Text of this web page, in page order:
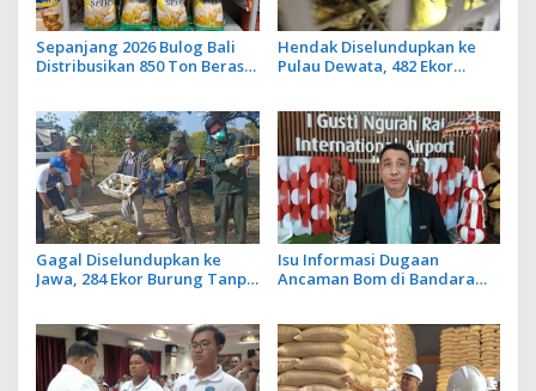
Sepanjang 2026 Bulog Bali
Distribusikan 850 Ton Beras
Hendak Diselundupkan ke
Pulau Dewata, 482 Ekor
Gagal Diselundupkan ke
Jawa, 284 Ekor Burung Tanpa
Isu Informasi Dugaan
Ancaman Bom di Bandara
Lancar